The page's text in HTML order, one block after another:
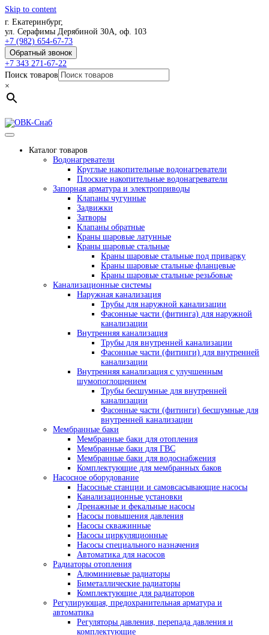
Skip to content
г. Екатеринбург,
ул. Серафимы Дерябиной 30А, оф. 103
+7 (982) 654-67-73
Обратный звонок
+7 343 271-67-22
Поиск товаров
×
Каталог товаров
Водонагреватели
Круглые накопительные водонагреватели
Плоские накопительные водонагреватели
Запорная арматура и электроприводы
Клапаны чугунные
Задвижки
Затворы
Клапаны обратные
Краны шаровые латунные
Краны шаровые стальные
Краны шаровые стальные под приварку
Краны шаровые стальные фланцевые
Краны шаровые стальные резьбовые
Канализационные системы
Наружная канализация
Трубы для наружной канализации
Фасонные части (фитинга) для наружной
канализации
Внутренняя канализация
Трубы для внутренней канализации
Фасонные части (фитинги) для внутренней
канализации
Внутренняя канализация с улучшенным
шумопоглощением
Трубы бесшумные для внутренней
канализации
Фасонные части (фитинги) бесшумные для
внутренней канализации
Мембранные баки
Мембранные баки для отопления
Мембранные баки для ГВС
Мембранные баки для водоснабжения
Комплектующие для мембранных баков
Насосное оборудование
Насосные станции и самовсасывающие насосы
Канализационные установки
Дренажные и фекальные насосы
Насосы повышения давления
Насосы скважинные
Насосы циркуляционные
Насосы специального назначения
Автоматика для насосов
Радиаторы отопления
Алюминиевые радиаторы
Биметаллические радиаторы
Комплектующие для радиаторов
Регулирующая, предохранительная арматура и
автоматика
Регуляторы давления, перепада давления и
комплектующие